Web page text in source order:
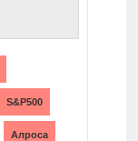
S&P500
Алроса